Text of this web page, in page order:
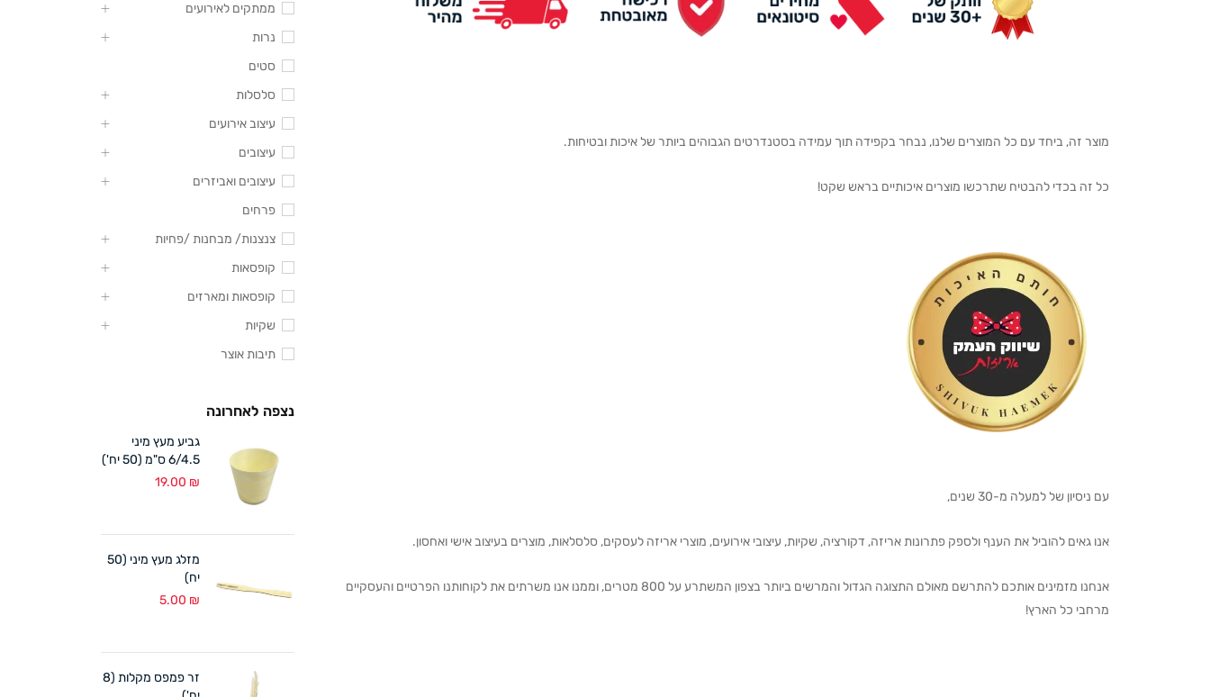
מוצר זה, ביחד עם כל המוצרים שלנו, נבחר בקפידה תוך עמידה בסטנדרטים הגבוהים ביותר של איכות ובטיחות.
כל זה בכדי להבטיח שתרכשו מוצרים איכותיים בראש שקט!
עם ניסיון של למעלה מ-30 שנים,
אנו גאים להוביל את הענף ולספק פתרונות אריזה, דקורציה, שקיות, עיצובי אירועים, מוצרי אריזה לעסקים, סלסלאות, מוצרים בעיצוב אישי ואחסון.
אנחנו מזמינים אותכם להתרשם מאולם התצוגה הגדול והמרשים ביותר בצפון המשתרע על 800 מטרים, וממנו אנו משרתים את לקוחותנו הפרטיים והעסקיים
מרחבי כל הארץ!
ממתקים לאירועים
נרות
סטים
סלסלות
עיצוב אירועים
עיצובים
עיצובים ואביזרים
פרחים
צנצנות/ מבחנות /פחיות
קופסאות
קופסאות ומארזים
שקיות
תיבות אוצר
נצפה לאחרונה
גביע מעץ מיני
6/4.5 ס"מ (50 יח')
19.00 ₪
מזלג מעץ מיני (50
יח)
5.00 ₪
זר פמפס מקלות (8